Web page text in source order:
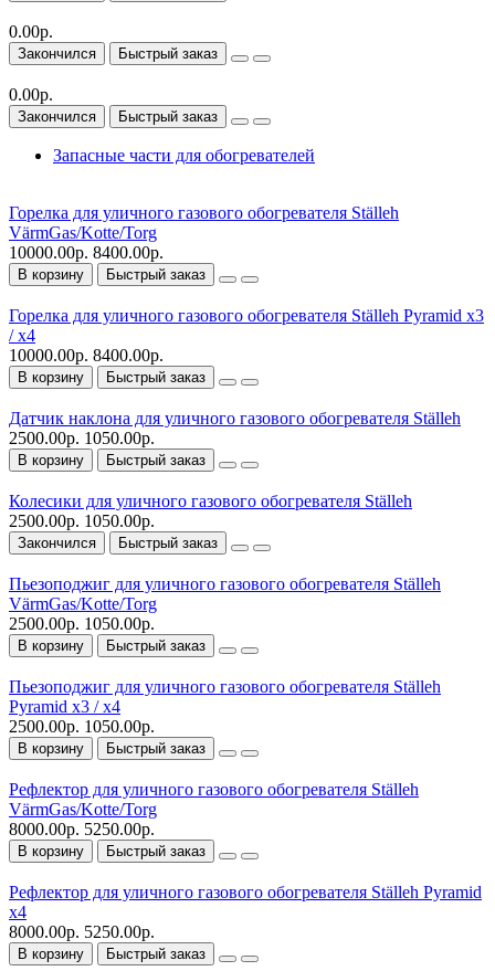
0.00р.
Закончился Быстрый заказ
0.00р.
Закончился Быстрый заказ
Запасные части для обогревателей
Горелка для уличного газового обогревателя Ställeh
VärmGas/Kotte/Torg
10000.00р. 8400.00р.
В корзину Быстрый заказ
Горелка для уличного газового обогревателя Ställeh Pyramid x3
/ x4
10000.00р. 8400.00р.
В корзину Быстрый заказ
Датчик наклона для уличного газового обогревателя Ställeh
2500.00р. 1050.00р.
В корзину Быстрый заказ
Колесики для уличного газового обогревателя Ställeh
2500.00р. 1050.00р.
Закончился Быстрый заказ
Пьезоподжиг для уличного газового обогревателя Ställeh
VärmGas/Kotte/Torg
2500.00р. 1050.00р.
В корзину Быстрый заказ
Пьезоподжиг для уличного газового обогревателя Ställeh
Pyramid x3 / x4
2500.00р. 1050.00р.
В корзину Быстрый заказ
Рефлектор для уличного газового обогревателя Ställeh
VärmGas/Kotte/Torg
8000.00р. 5250.00р.
В корзину Быстрый заказ
Рефлектор для уличного газового обогревателя Ställeh Pyramid
x4
8000.00р. 5250.00р.
В корзину Быстрый заказ